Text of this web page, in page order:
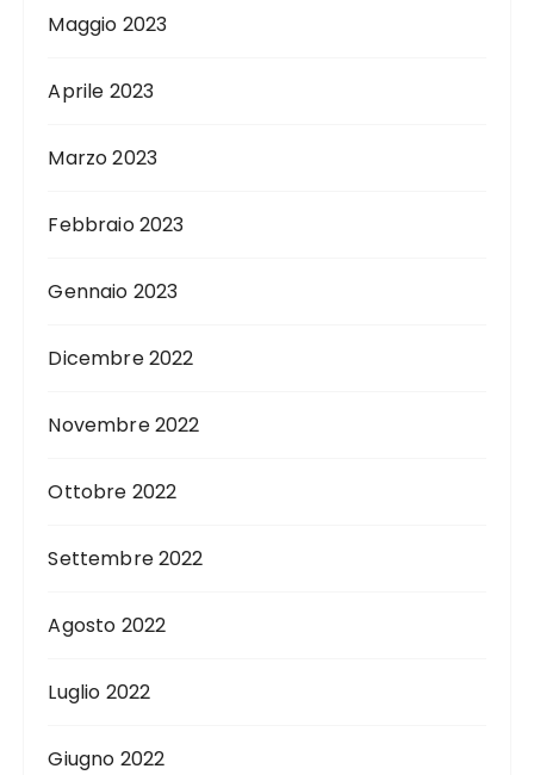
Maggio 2023
Aprile 2023
Marzo 2023
Febbraio 2023
Gennaio 2023
Dicembre 2022
Novembre 2022
Ottobre 2022
Settembre 2022
Agosto 2022
Luglio 2022
Giugno 2022